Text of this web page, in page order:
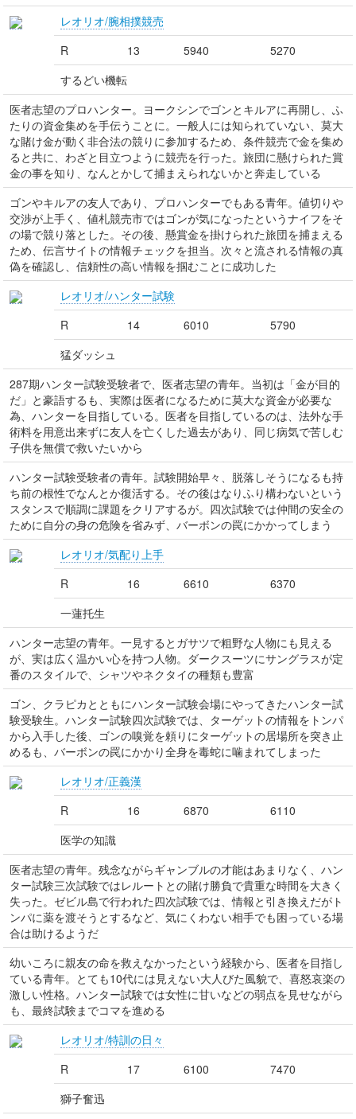
レオリオ/腕相撲競売
R
13 5940
5270
するどい機転
医者志望のプロハンター。ヨークシンでゴンとキルアに再開し、ふ
たりの資金集めを手伝うことに。一般人には知られていない、莫大
な賭け金が動く非合法の競りに参加するため、条件競売で金を集め
ると共に、わざと目立つように競売を行った。旅団に懸けられた賞
金の事を知り、なんとかして捕まえられないかと奔走している
ゴンやキルアの友人であり、プロハンターでもある青年。値切りや
交渉が上手く、値札競売市ではゴンが気になったというナイフをそ
の場で競り落とした。その後、懸賞金を掛けられた旅団を捕まえる
ため、伝言サイトの情報チェックを担当。次々と流される情報の真
偽を確認し、信頼性の高い情報を掴むことに成功した
レオリオ/ハンター試験
R
14 6010
5790
猛ダッシュ
287期ハンター試験受験者で、医者志望の青年。当初は「金が目的
だ」と豪語するも、実際は医者になるために莫大な資金が必要な
為、ハンターを目指している。医者を目指しているのは、法外な手
術料を用意出来ずに友人を亡くした過去があり、同じ病気で苦しむ
子供を無償で救いたいから
ハンター試験受験者の青年。試験開始早々、脱落しそうになるも持
ち前の根性でなんとか復活する。その後はなりふり構わないという
スタンスで順調に課題をクリアするが。四次試験では仲間の安全の
ために自分の身の危険を省みず、バーボンの罠にかかってしまう
レオリオ/気配り上手
R
16 6610
6370
一蓮托生
ハンター志望の青年。一見するとガサツで粗野な人物にも見える
が、実は広く温かい心を持つ人物。ダークスーツにサングラスが定
番のスタイルで、シャツやネクタイの種類も豊富
ゴン、クラピカとともにハンター試験会場にやってきたハンター試
験受験生。ハンター試験四次試験では、ターゲットの情報をトンパ
から入手した後、ゴンの嗅覚を頼りにターゲットの居場所を突き止
めるも、バーボンの罠にかかり全身を毒蛇に噛まれてしまった
レオリオ/正義漢
R
16 6870
6110
医学の知識
医者志望の青年。残念ながらギャンブルの才能はあまりなく、ハン
ター試験三次試験ではレルートとの賭け勝負で貴重な時間を大きく
失った。ゼビル島で行われた四次試験では、情報と引き換えだがト
ンパに薬を渡そうとするなど、気にくわない相手でも困っている場
合は助けるようだ
幼いころに親友の命を救えなかったという経験から、医者を目指し
ている青年。とても10代には見えない大人びた風貌で、喜怒哀楽の
激しい性格。ハンター試験では女性に甘いなどの弱点を見せながら
も、最終試験までコマを進める
レオリオ/特訓の日々
R
17 6100
7470
獅子奮迅